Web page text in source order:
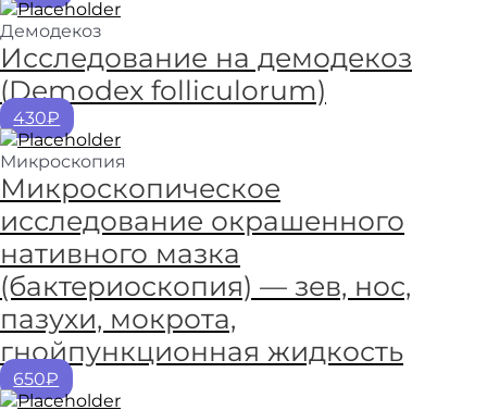
Демодекоз
Исследование на демодекоз
(Demodex folliculorum)
430₽
Микроскопия
Микроскопическое
исследование окрашенного
нативного мазка
(бактериоскопия) — зев, нос,
пазухи, мокрота,
гнойпункционная жидкость
650₽